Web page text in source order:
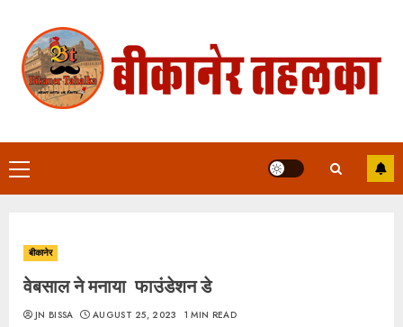
content
Primary
Menu
बीकानेर
वेबसाल ने मनाया फाउंडेशन डे
JN BISSA AUGUST 25, 2023 1 MIN READ